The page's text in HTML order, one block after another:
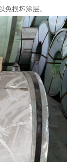
损坏涂层。